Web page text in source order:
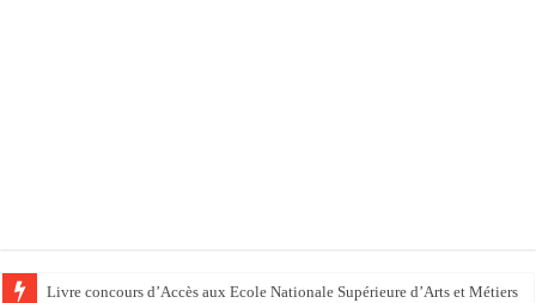
Livre concours d’Accès aux Ecole Nationale Supérieure d’Arts et Métiers